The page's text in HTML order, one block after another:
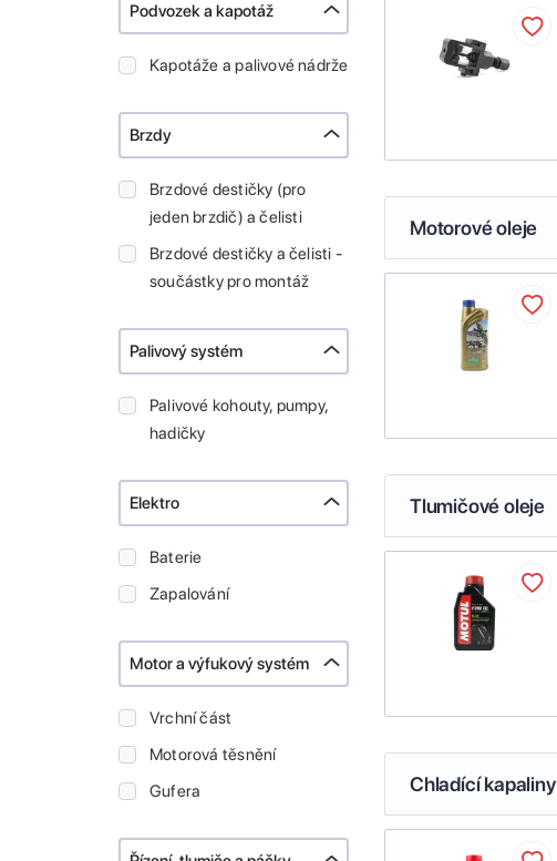
Podvozek a kapotáž
Kapotáže a palivové nádrže
Brzdy
Brzdové destičky (pro
jeden brzdič) a čelisti
Brzdové destičky a čelisti -
součástky pro montáž
Palivový systém
Palivové kohouty, pumpy,
hadičky
Elektro
Baterie
Zapalování
Motor a výfukový systém
Vrchní část
Motorová těsnění
Gufera
Motorové oleje
Tlumičové oleje
Chladící kapaliny